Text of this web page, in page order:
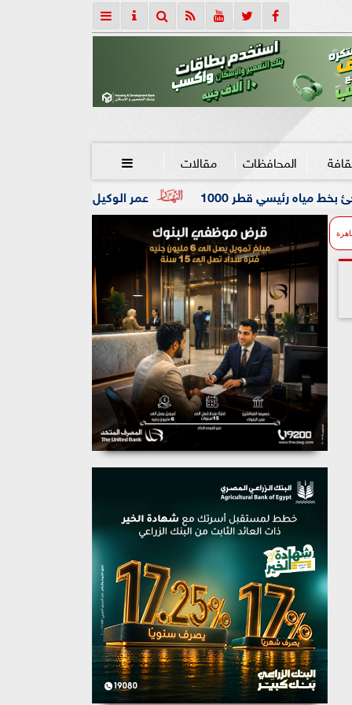
المحافظات مقالات 
عمر الوكيل ”بكار” مدربًا عامًا لفريق كرة اليد بنادي